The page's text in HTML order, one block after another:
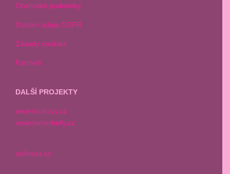
Obchodní podmínky
Osobní údaje GDPR
Zásady cookies
Partneři
DALŠÍ PROJEKTY
www.kruhovy.cz
www.betterbelly.cz
selfness.cz